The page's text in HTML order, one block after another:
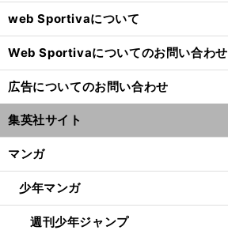
web Sportivaについて
Web Sportivaについてのお問い合わせ
広告についてのお問い合わせ
集英社サイト
マンガ
少年マンガ
週刊少年ジャンプ